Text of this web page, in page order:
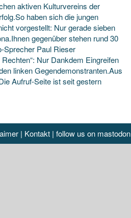
aktiven Kulturvereins der
haben sich die jungen
vorgestellt: Nur gerade sieben
gegenüber stehen rund 30
Sprecher Paul Rieser
Nur Dankdem Eingreifen
linken Gegendemonstranten.Aus
Aufruf-Seite ist seit gestern
| Kontakt| follow us on mastodon